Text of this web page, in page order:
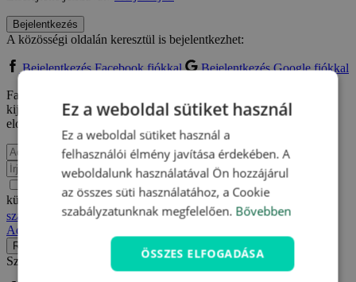
Bejelentkezés
A közösségi oldalán keresztül is bejelentkezhet:
Bejelentkezés Facebook fiókkal
Bejelentkezés Google fiókkal
Facebook vagy Google fiókkal való regisztrációm kapcsán
kijelentem, hogy elfogadom aFelhasználási feltételeketés
elolvastam az
Értesülni akarok e-mailben a Travelking újdonságairól,
különleges ajánlatairól és egyéb kedvezményeiről az
szabályzatot.. Elfogadom aFelhasználási feltételeketés az
Adatvédelmi szabályzatot.
Regisztráció
Szeretne Facebook vagy Google fiókkal regisztrálni?
Ez a weboldal sütiket használ
Ez a weboldal sütiket használ a
felhasználói élmény javítása érdekében. A
weboldalunk használatával Ön hozzájárul
az összes süti használatához, a Cookie
szabályzatunknak megfelelően. Bővebben
ÖSSZES ELFOGADÁSA